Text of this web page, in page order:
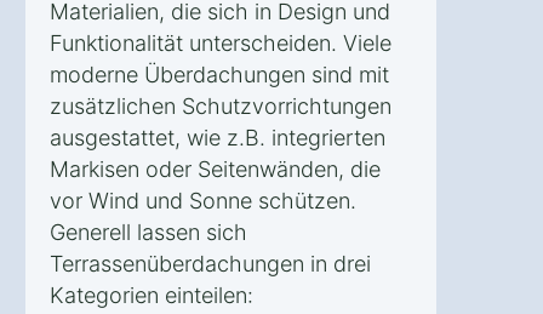
Materialien, die sich in Design und
Funktionalität unterscheiden. Viele
moderne Überdachungen sind mit
zusätzlichen Schutzvorrichtungen
ausgestattet, wie z.B. integrierten
Markisen oder Seitenwänden, die
vor Wind und Sonne schützen.
Generell lassen sich
Terrassenüberdachungen in drei
Kategorien einteilen: